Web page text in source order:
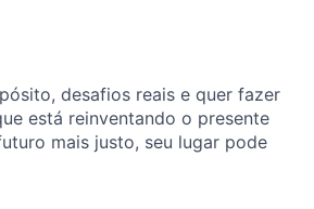
desafios reais e quer fazer
está reinventando o presente
mais justo, seu lugar pode